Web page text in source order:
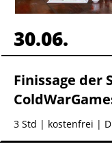
30.06.
Finissage der
3 Std | kostenfrei |